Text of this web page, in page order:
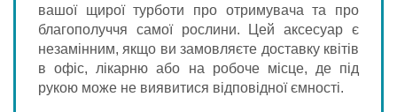
вашої щирої турботи про отримувача та про
благополуччя самої рослини. Цей аксесуар є
незамінним, якщо ви замовляєте доставку квітів
в офіс, лікарню або на робоче місце, де під
рукою може не виявитися відповідної ємності.